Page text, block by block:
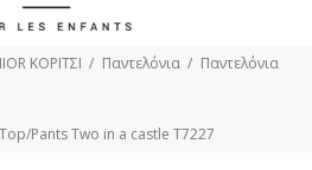
ΚΟΡΙΤΣΙ Παντελόνια
Παντελόνια
Pants Two in a castle T7227